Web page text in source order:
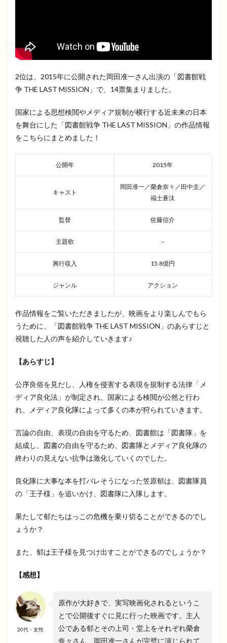
2位は、2015年に公開された岡田准一さん出演の「図書館戦
争 THE LAST MISSION」で、14票集まりました。
国家による思想検閲やメディア規制が横行する近未来の日本
を舞台にした「図書館戦争 THE LAST MISSION」の作品情報
をこちらにまとめました！
公開年 2015年
キャスト
岡田准一／榮倉奈々／田中圭／
福士蒼汰
監督 佐藤信介
主題歌 －
興行収入 15.8億円
ジャンル アクション
作品情報をご覧いただきましたが、映画をより楽しんでもら
うために、「図書館戦争 THE LAST MISSION」のあらすじと
視聴した人の声を紹介していきます♪
【あらすじ】
公序良俗を見だし、人権を侵害する表現を規制する法律「メ
ディア良化法」が制定され、国家による検閲が公然と行わ
れ、メディア良化隊によって多くの本が狩られていきます。
言論の自由、表現の自由を守るため、図書館は「図書隊」を
結成し、図書の自由を守るため、図書隊とメディア良化隊の
終わりの見えない抗争は激化していくのでした。
良化隊に大事な本を打バレそうになった笠原郁は、図書隊員
の「王子様」を追いかけ、図書隊に入隊します。
果たして郁たちはっこの危機を乗り切ることができるのでし
ょうか？
また、郁は王子様を見つけ出すことができるのでしょうか？
【感想】
20代・女性
原作が大好きで、実写映画化されるというこ
とで公開後すぐに見に行った映画です。主人
公である郁とその上司・堂上をそれぞれ榮倉
奈々さん、岡田准一さんが完璧に演じられて